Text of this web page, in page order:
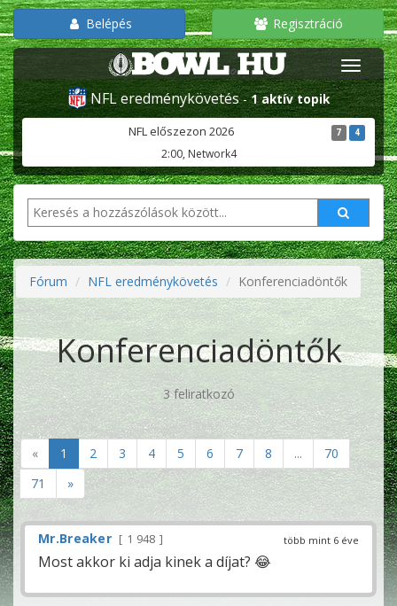
Belépés Regisztráció
NFL eredménykövetés -1 aktív topik
NFL előszezon 2026 7 4
2:00, Network4
Fórum NFL eredménykövetés Konferenciadöntők
Konferenciadöntők
3 feliratkozó
« 1 2 3 4 5 6 7 8 ...
70
71
»
több mint 6 éve
Mr.Breaker 1 948
Most akkor ki adja kinek a díjat? 😂